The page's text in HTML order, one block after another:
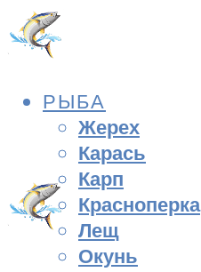
РЫБА
Жерех
Карась
Карп
Красноперка
Лещ
Окунь